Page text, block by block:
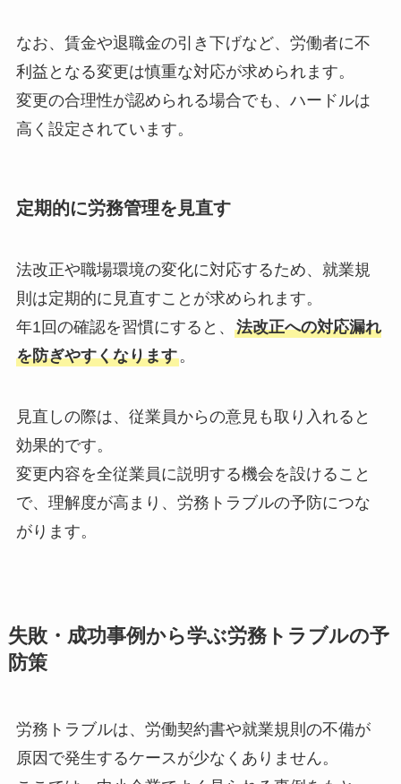
なお、賃金や退職金の引き下げなど、労働者に不
利益となる変更は慎重な対応が求められます。
変更の合理性が認められる場合でも、ハードルは
高く設定されています。
定期的に労務管理を見直す
法改正や職場環境の変化に対応するため、就業規
則は定期的に見直すことが求められます。
年1回の確認を習慣にすると、 法改正への対応漏れ
を防ぎやすくなります。
見直しの際は、従業員からの意見も取り入れると
効果的です。
変更内容を全従業員に説明する機会を設けること
で、理解度が高まり、労務トラブルの予防につな
がります。
失敗・成功事例から学ぶ労務トラブルの予
防策
労務トラブルは、労働契約書や就業規則の不備が
原因で発生するケースが少なくありません。